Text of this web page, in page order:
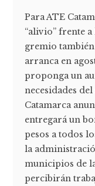
Para ATE
“alivio” frente
gremio
arranca en
proponga un
necesidades
Catamarca
entregará un
pesos a todos
la
municipios de
percibirán